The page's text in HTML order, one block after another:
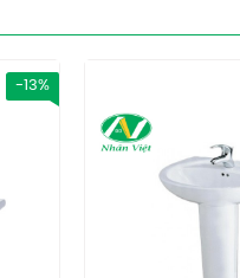
tế, cao cấp, hiện đại, đường
L2360 treo tường
và Bộ xả
L2360 treo tường
-13%